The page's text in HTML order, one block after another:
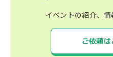
イベントの紹介、情
ご依頼